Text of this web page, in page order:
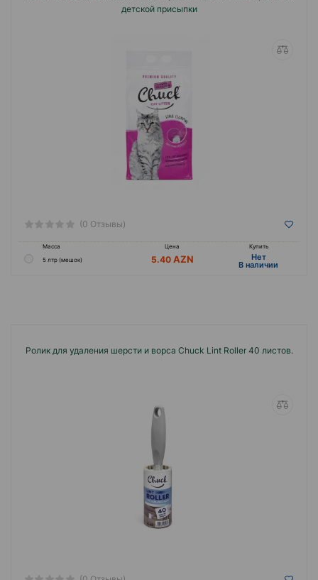
детской присыпки
(0 Отзывы)
Масса Цена
Купить
5 лтр (мешок)
5.40 Hет
B наличии
Ролик для удаления шерсти и ворса Chuck Lint Roller 40 листов.